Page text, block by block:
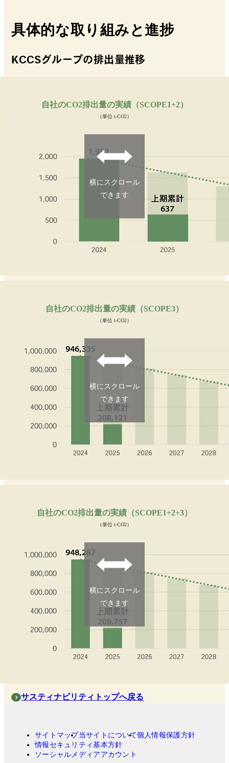
具体的な取り組みと進捗
KCCSグループの排出量推移
自社のCO2排出量の実績（SCOPE1+2）
（単位 t-CO2）
横にスクロール
できます
自社のCO2排出量の実績（SCOPE3）
（単位 t-CO2）
横にスクロール
できます
自社のCO2排出量の実績（SCOPE1+2+3）
（単位 t-CO2）
横にスクロール
できます
サスティナビリティトップへ戻る
サイトマップ当サイトについて個人情報保護方針
情報セキュリティ基本方針
ソーシャルメディアアカウント